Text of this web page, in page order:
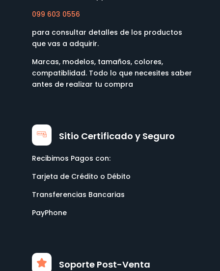
099 603 0556
para consultar detalles de los productos
que vas a adquirir.
Marcas, modelos, tamaños, colores,
compatiblidad. Todo lo que necesites saber
antes de realizar tu compra
Sitio Certificado y Seguro
Recibimos Pagos con:
Tarjeta de Crédito o Débito
Transferencias Bancarias
PayPhone
Soporte Post-Venta